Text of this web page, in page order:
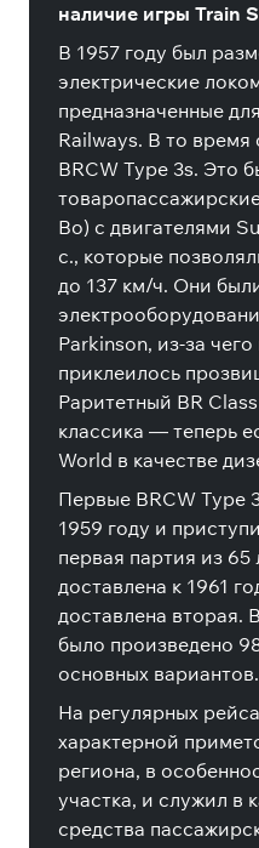
наличие игры Train
В 1957 году был
электрические
предназначенные
Railways. В то время
BRCW Type 3s. Это
Bo) с двигателями
с., которые
до 137 км/ч. Они
Parkinson, из-за
приклеилось
Раритетный BR
классика — теперь
World в качестве
Первые BRCW Type
1959 году и
первая партия из
доставлена к 1961
доставлена вторая.
было произведено
основных вариантов.
На регулярных
характерной
региона, в
участка, и служил в
средства